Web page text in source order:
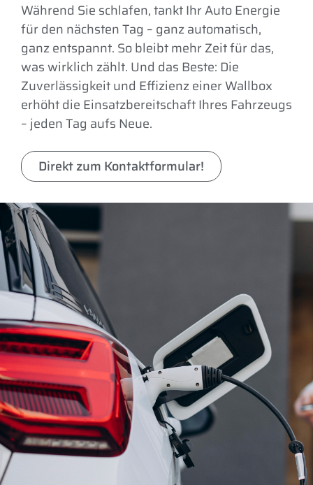
Während Sie schlafen, tankt Ihr Auto Energie
für den nächsten Tag – ganz automatisch,
ganz entspannt. So bleibt mehr Zeit für das,
was wirklich zählt. Und das Beste: Die
Zuverlässigkeit und Effizienz einer Wallbox
erhöht die Einsatzbereitschaft Ihres Fahrzeugs
– jeden Tag aufs Neue.
Direkt zum Kontaktformular!